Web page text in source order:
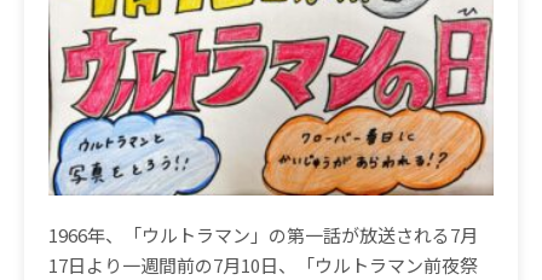
1966年、「ウルトラマン」の第一話が放送される7月
17日より一週間前の7月10日、「ウルトラマン前夜祭